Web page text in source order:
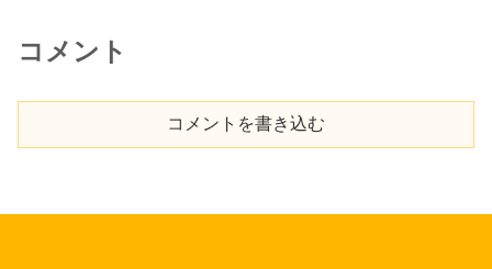
コメント
コメントを書き込む